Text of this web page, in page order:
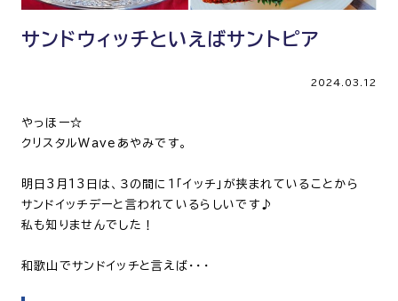
サンドウィッチといえばサントピア
2024.03.12
やっほー☆
クリスタルWaveあやみです。
明日3月13日は、３の間に１「イッチ」が挟まれていることから
サンドイッチデーと言われているらしいです♪
私も知りませんでした！
和歌山でサンドイッチと言えば・・・